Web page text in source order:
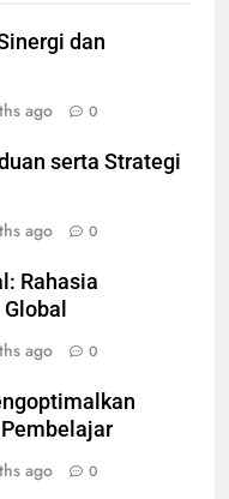
dan
ago 0
serta Strategi
ago 0
Rahasia
ago 0
ago 0